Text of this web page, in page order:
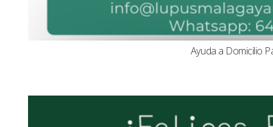
Ayuda a Domicilio